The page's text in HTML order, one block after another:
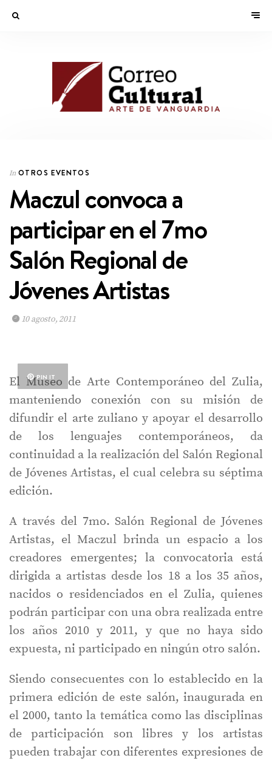
In OTROS EVENTOS
Maczul convoca a
participar en el 7mo
Salón Regional de
Jóvenes Artistas
10 agosto, 2011
PIN IT
El Museo de Arte Contemporáneo del Zulia,
manteniendo conexión con su misión de
difundir el arte zuliano y apoyar el desarrollo
de los lenguajes contemporáneos, da
continuidad a la realización del Salón Regional
de Jóvenes Artistas, el cual celebra su séptima
edición.
A través del 7mo. Salón Regional de Jóvenes
Artistas, el Maczul brinda un espacio a los
creadores emergentes; la convocatoria está
dirigida a artistas desde los 18 a los 35 años,
nacidos o residenciados en el Zulia, quienes
podrán participar con una obra realizada entre
los años 2010 y 2011, y que no haya sido
expuesta, ni participado en ningún otro salón.
Siendo consecuentes con lo establecido en la
primera edición de este salón, inaugurada en
el 2000, tanto la temática como las disciplinas
de participación son libres y los artistas
pueden trabajar con diferentes expresiones de